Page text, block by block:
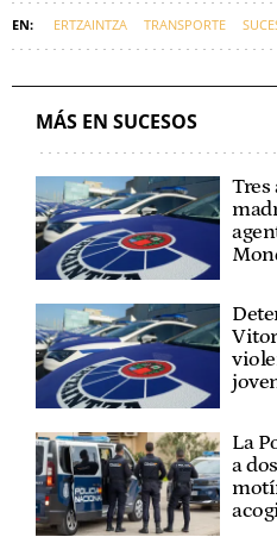
ERTZAINTZA TRANSPORTE
MÁS EN SUCESOS
Tres
La
a